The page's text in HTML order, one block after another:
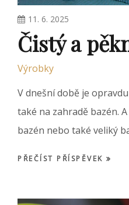
11. 6. 2025
Čistý a
Výrobky
V dnešní době je
také na zahradě bazén.
bazén nebo také veliký
PŘEČÍST PŘÍSPĚVEK